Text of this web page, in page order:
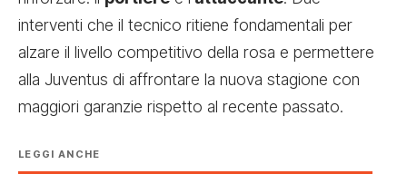
interventi che il tecnico ritiene fondamentali per
alzare il livello competitivo della rosa e permettere
alla Juventus di affrontare la nuova stagione con
maggiori garanzie rispetto al recente passato.
LEGGI ANCHE